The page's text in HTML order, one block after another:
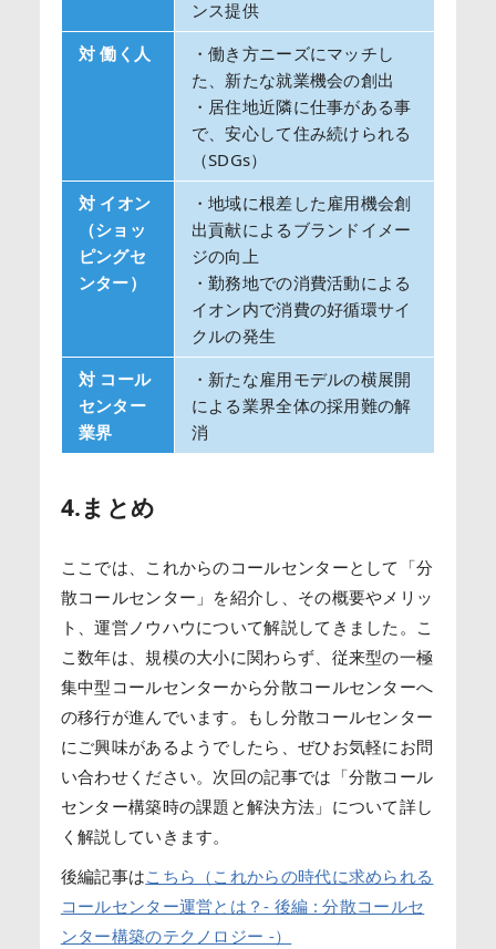
ンス提供
対 働く人
・働き方ニーズにマッチし
た、新たな就業機会の創出
・居住地近隣に仕事がある事
で、安心して住み続けられる
（SDGs）
対 イオン
（ショッ
ピングセ
ンター）
・地域に根差した雇用機会創
出貢献によるブランドイメー
ジの向上
・勤務地での消費活動による
イオン内で消費の好循環サイ
クルの発生
対 コール
センター
業界
・新たな雇用モデルの横展開
による業界全体の採用難の解
消
4.まとめ
ここでは、これからのコールセンターとして「分
散コールセンター」を紹介し、その概要やメリッ
ト、運営ノウハウについて解説してきました。こ
こ数年は、規模の大小に関わらず、従来型の一極
集中型コールセンターから分散コールセンターへ
の移行が進んでいます。もし分散コールセンター
にご興味があるようでしたら、ぜひお気軽にお問
い合わせください。次回の記事では「分散コール
センター構築時の課題と解決方法」について詳し
く解説していきます。
後編記事はこちら（これからの時代に求められる
コールセンター運営とは？- 後編 : 分散コールセ
ンター構築のテクノロジー -）